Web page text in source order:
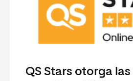
QS Stars otorga